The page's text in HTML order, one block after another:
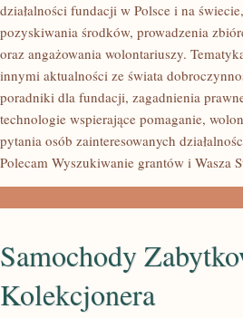
działalności fundacji w Polsce i na
pozyskiwania środków, prowadzenia
oraz angażowania wolontariuszy.
innymi aktualności ze świata
poradniki dla fundacji, zagadnienia
technologie wspierające pomaganie,
pytania osób zainteresowanych
Polecam Wyszukiwanie grantów i Wasza
Samochody
Kolekcjonera